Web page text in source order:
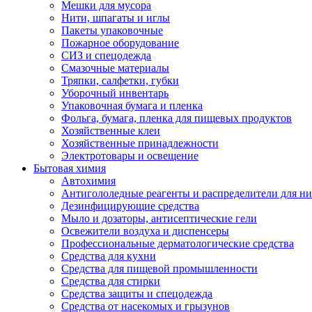
Мешки для мусора
Нити, шпагаты и иглы
Пакеты упаковочные
Пожарное оборудование
СИЗ и спецодежда
Смазочные материалы
Тряпки, салфетки, губки
Уборочный инвентарь
Упаковочная бумага и пленка
Фольга, бумага, пленка для пищевых продуктов
Хозяйственные клеи
Хозяйственные принадлежности
Электротовары и освещение
Бытовая химия
Автохимия
Антигололедные реагенты и распределители для
Дезинфицирующие средства
Мыло и дозаторы, антисептические гели
Освежители воздуха и диспенсеры
Профессиональные дерматологические средства
Средства для кухни
Средства для пищевой промышленности
Средства для стирки
Средства защиты и спецодежда
Средства от насекомых и грызунов